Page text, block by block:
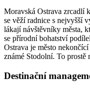
Moravská Ostrava zrcadlí
se věží radnice s nejvyšší
lákají návštěvníky města,
se přírodní bohatství
Ostrava je město
známé Stodolní. To prostě
Destinační